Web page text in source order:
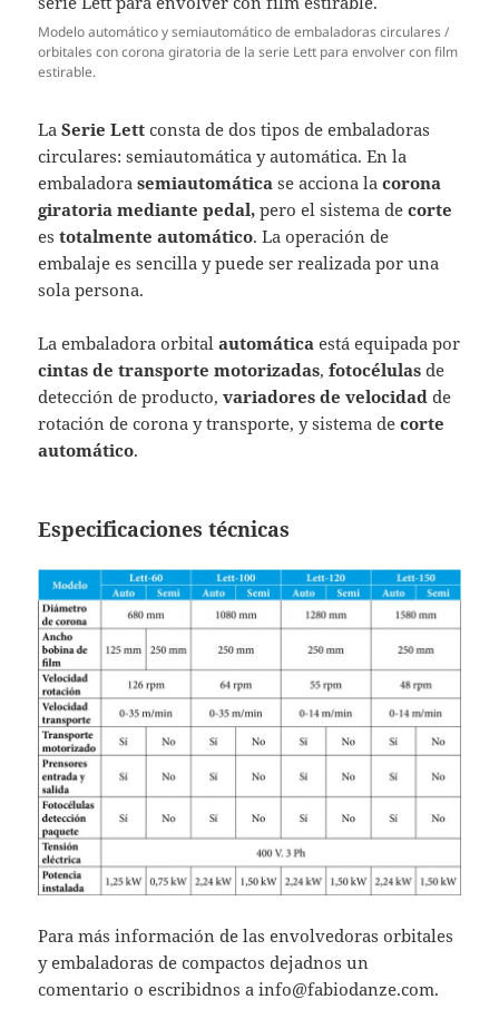
Modelo automático y semiautomático de embaladoras circulares /
orbitales con corona giratoria de la serie Lett para envolver con film
estirable.
LaSerie Lett consta de dos tipos de embaladoras
circulares: semiautomática y automática. En la
embaladorasemiautomática se acciona lacorona
giratoria mediante pedal, pero el sistema decorte
estotalmente automático. La operación de
embalaje es sencilla y puede ser realizada por una
sola persona.
La embaladora orbitalautomática está equipada por
cintas de transporte motorizadas,fotocélulas de
detección de producto,variadores de velocidad de
rotación de corona y transporte, y sistema decorte
automático.
Especificaciones técnicas
Para más información de las envolvedoras orbitales
y embaladoras de compactos dejadnos un
comentario o escribidnos a info@fabiodanze.com.